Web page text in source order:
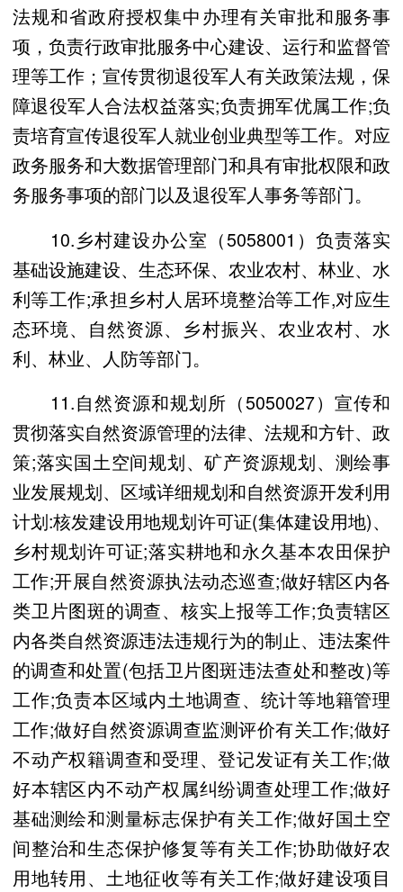
法规和省政府授权集中办理有关审批和服务事
项，负责行政审批服务中心建设、运行和监督管
理等工作；宣传贯彻退役军人有关政策法规，保
障退役军人合法权益落实;负责拥军优属工作;负
责培育宣传退役军人就业创业典型等工作。对应
政务服务和大数据管理部门和具有审批权限和政
务服务事项的部门以及退役军人事务等部门。
10.乡村建设办公室（5058001）负责落实
基础设施建设、生态环保、农业农村、林业、水
利等工作;承担乡村人居环境整治等工作,对应生
态环境、自然资源、乡村振兴、农业农村、水
利、林业、人防等部门。
11.自然资源和规划所（5050027）宣传和
贯彻落实自然资源管理的法律、法规和方针、政
策;落实国土空间规划、矿产资源规划、测绘事
业发展规划、区域详细规划和自然资源开发利用
计划:核发建设用地规划许可证(集体建设用地)、
乡村规划许可证;落实耕地和永久基本农田保护
工作;开展自然资源执法动态巡查;做好辖区内各
类卫片图斑的调查、核实上报等工作;负责辖区
内各类自然资源违法违规行为的制止、违法案件
的调查和处置(包括卫片图斑违法查处和整改)等
工作;负责本区域内土地调查、统计等地籍管理
工作;做好自然资源调查监测评价有关工作;做好
不动产权籍调查和受理、登记发证有关工作;做
好本辖区内不动产权属纠纷调查处理工作;做好
基础测绘和测量标志保护有关工作;做好国土空
间整治和生态保护修复等有关工作;协助做好农
用地转用、土地征收等有关工作;做好建设项目